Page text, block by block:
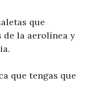
que
de la aerolínea y
que tengas que